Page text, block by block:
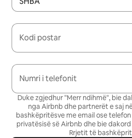
Kodi postar
Numri i telefonit
Duke zgjedhur "Merr ndihmë", bie
nga Airbnb dhe partnerët e saj
bashkëpritësve me email ose
privatësisë së Airbnb dhe bie
Rrjetit të